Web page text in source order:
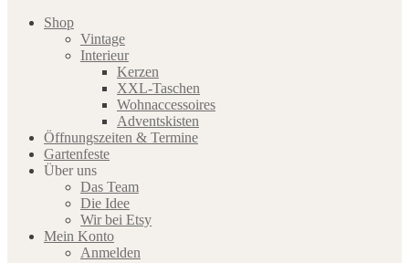
Shop
Vintage
Interieur
Kerzen
XXL-Taschen
Wohnaccessoires
Adventskisten
Öffnungszeiten & Termine
Gartenfeste
Über uns
Das Team
Die Idee
Wir bei Etsy
Mein Konto
Anmelden